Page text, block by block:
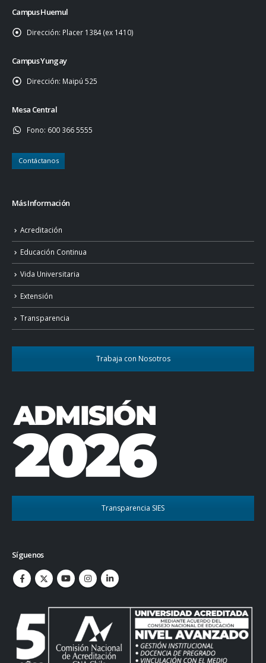
Campus Huemul
Dirección: Placer 1384 (ex 1410)
Campus Yungay
Dirección: Maipú 525
Mesa Central
Fono: 600 366 5555
Contáctanos
Más Información
Acreditación
Educación Continua
Vida Universitaria
Extensión
Transparencia
Trabaja con Nosotros
Transparencia SIES
Síguenos